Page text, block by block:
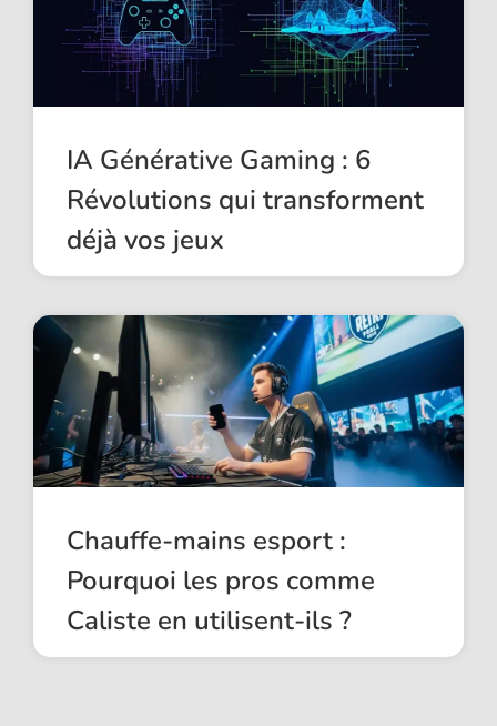
IA Générative Gaming : 6
Révolutions qui transforment
déjà vos jeux
Chauffe-mains esport :
Pourquoi les pros comme
Caliste en utilisent-ils ?